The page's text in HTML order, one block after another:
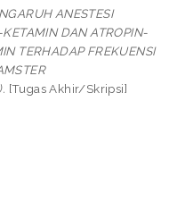
ANESTESI
DAN ATROPIN-
TERHADAP FREKUENSI
[Tugas Akhir/Skripsi]